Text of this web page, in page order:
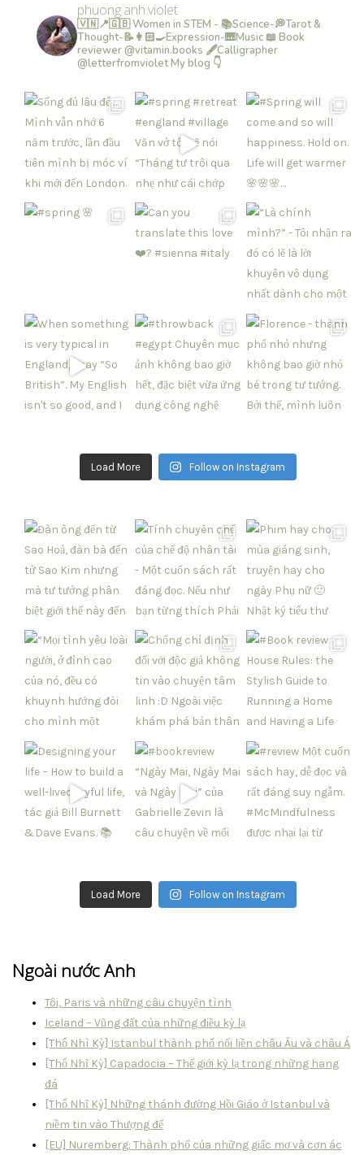
phuong.anh.violet
🇻🇳📍🇬🇧 Women in STEM - 📚Science-💭Tarot &
Thought-📝👩🏻‍🍳Expression-🎹Music 📖 Book
reviewer @vitamin.books 🖋Calligrapher
@letterfromvioletMy blog 👇
Load More Follow on Instagram
Load More Follow on Instagram
Ngoài nước Anh
Tôi, Paris và những câu chuyện tình
Iceland – Vũng đất của những điều kỳ lạ
[Thổ Nhì Kỳ] Istanbul thành phố nối liền châu Âu và châu Á
[Thổ Nhĩ Kỳ] Capadocia – Thế giới kỳ lạ trong những hang
đá
[Thổ Nhĩ Kỳ] Những thánh đường Hồi Giáo ở Istanbul và
niềm tin vào Thượng đế
[EU] Nuremberg: Thành phố của những giấc mơ và cơn ác